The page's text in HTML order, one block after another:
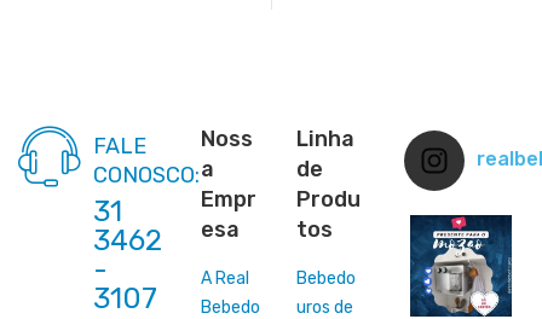
FALE
CONOSCO:
31
3462
-
3107
Noss
a
Empr
esa
A Real
Bebedo
Linha
de
Produ
tos
Bebedo
uros de